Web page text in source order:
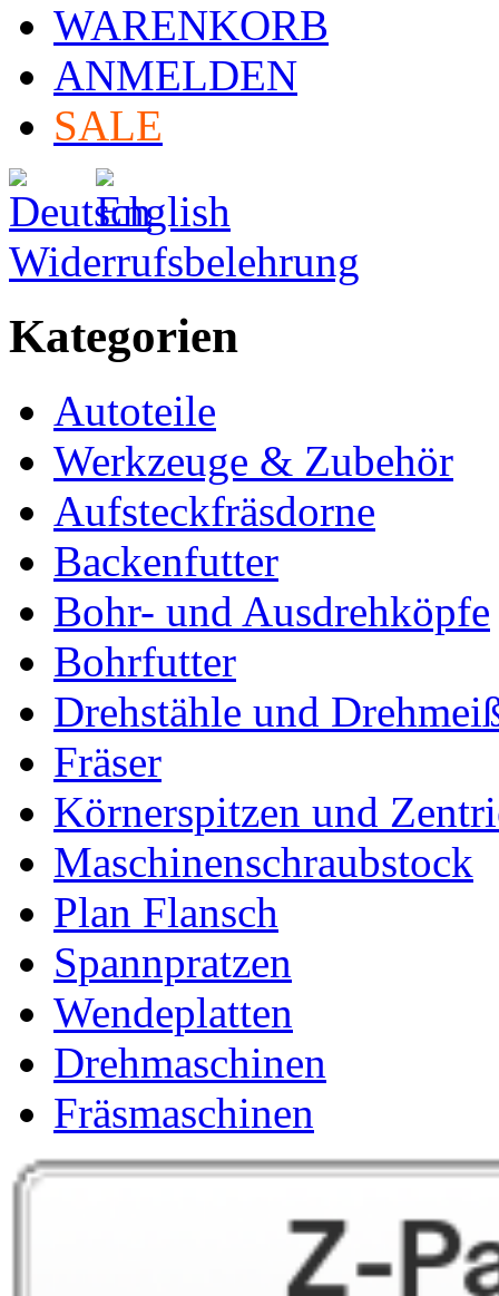
WARENKORB
ANMELDEN
SALE
Widerrufsbelehrung
Kategorien
Autoteile
Werkzeuge & Zubehör
Aufsteckfräsdorne
Backenfutter
Bohr- und Ausdrehköpfe
Bohrfutter
Drehstähle und
Fräser
Körnerspitzen und
Maschinenschraubstock
Plan Flansch
Spannpratzen
Wendeplatten
Drehmaschinen
Fräsmaschinen